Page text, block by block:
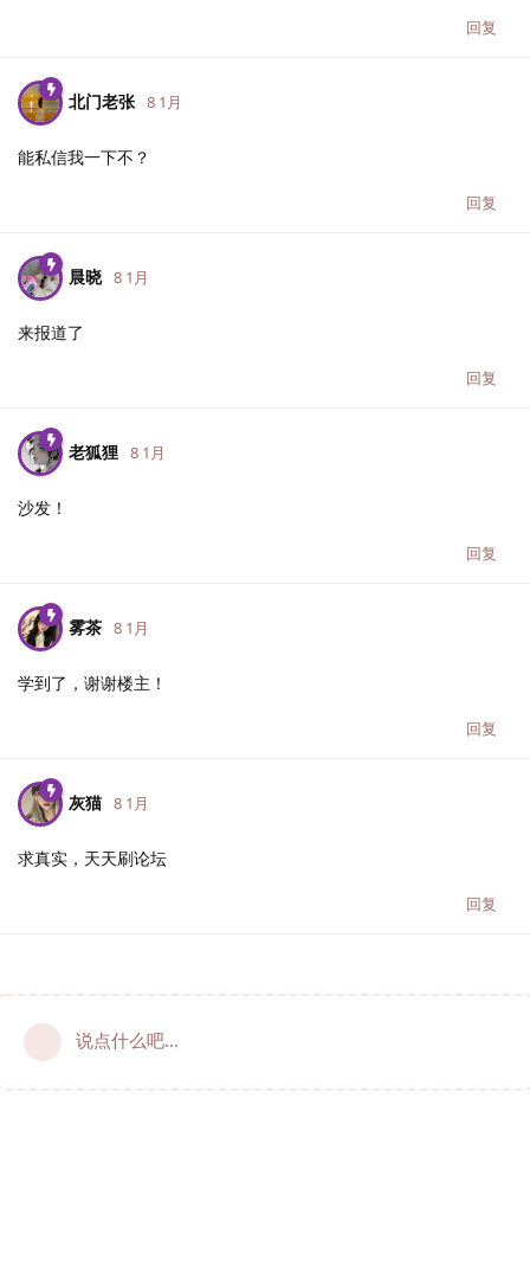
回复
北门老张 8 1月
能私信我一下不？
回复
晨晓 8 1月
来报道了
回复
老狐狸 8 1月
沙发！
回复
雾茶 8 1月
学到了，谢谢楼主！
回复
灰猫 8 1月
求真实，天天刷论坛
回复
说点什么吧...